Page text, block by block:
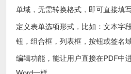
单域，无需转换格式，即可直接填
定义表单选项形式，比如：文本字
钮，组合框，列表框，按钮或签名
编辑功能，能让用户直接在PDF中